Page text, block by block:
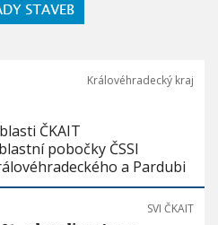
Královéhradecký kraj
ČKAIT
pobočky ČSSI
a Pardubi
SVI ČKAIT